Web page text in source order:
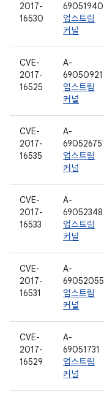
2017-
16530
69051940
업스트림
커널
CVE-
2017-
16525
A-
69050921
업스트림
커널
CVE-
2017-
16535
A-
69052675
업스트림
커널
CVE-
2017-
16533
A-
69052348
업스트림
커널
CVE-
2017-
16531
A-
69052055
업스트림
커널
CVE-
2017-
16529
A-
69051731
업스트림
커널